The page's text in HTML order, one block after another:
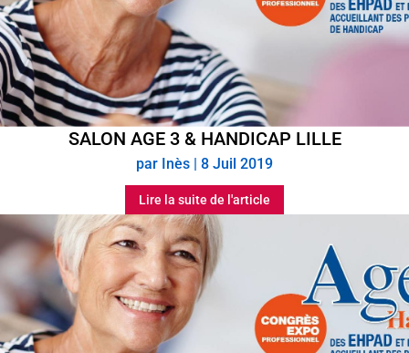
SALON AGE 3 & HANDICAP LILLE
par Inès | 8 Juil 2019
Lire la suite de l'article